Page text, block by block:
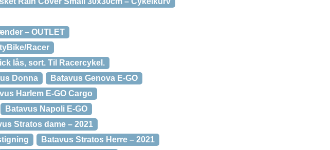
– OUTLET
Racer
lås, sort. Til Racercykel.
Donna
Batavus Genova E-GO
Harlem E-GO Cargo
Batavus Napoli E-GO
Stratos dame – 2021
Batavus Stratos Herre – 2021